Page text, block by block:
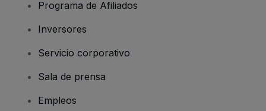
Programa de Afiliados
Inversores
Servicio corporativo
Sala de prensa
Empleos